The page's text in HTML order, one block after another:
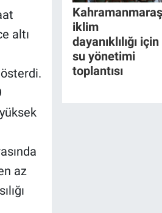
altı
az
iklim
dayanıklılığı için
su yönetimi
toplantısı